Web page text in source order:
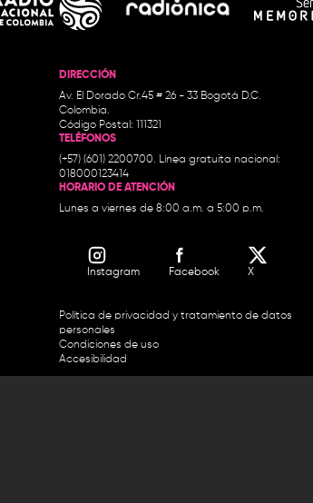
DIRECCIÓN
Av. El Dorado Cr.45 # 26 - 33 Bogotá D.C.
Colombia.
Código Postal: 111321
TELÉFONOS
(+57) (601) 2200700. Línea gratuita nacional:
018000123414
HORARIO DE ATENCIÓN
Lunes a viernes de 8:00 a.m. a 5:00 p.m.
Instagram Facebook X
Política de privacidad y tratamiento de datos
personales
Condiciones de uso
Accesibilidad